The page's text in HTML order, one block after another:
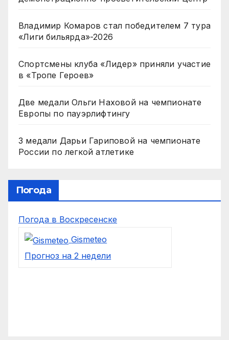
Владимир Комаров стал победителем 7 тура
«Лиги бильярда»-2026
Спортсмены клуба «Лидер» приняли участие
в «Тропе Героев»
Две медали Ольги Наховой на чемпионате
Европы по пауэрлифтингу
3 медали Дарьи Гариповой на чемпионате
России по легкой атлетике
Погода
Погода в Воскресенске
Gismeteo
Прогноз на 2 недели